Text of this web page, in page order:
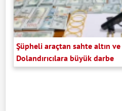
Şüpheli araçtan sahte altın
Dolandırıcılara büyük darbe